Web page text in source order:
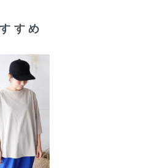
すめ